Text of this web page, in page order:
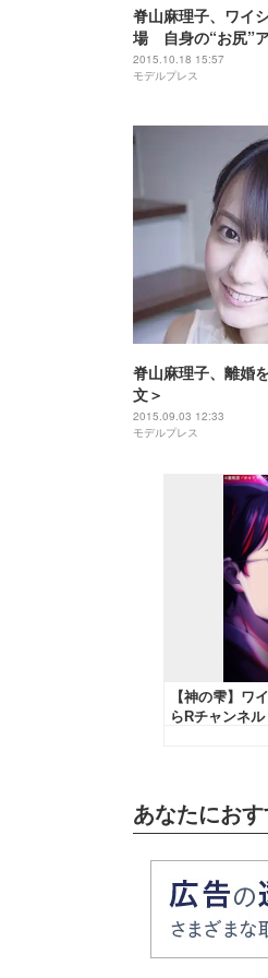
脊山麻理子、ワイ
場 自身の“お尻”
2015.10.18 15:57
モデルプレス
脊山麻理子、離婚
文＞
2015.09.03 12:33
モデルプレス
あなたにお